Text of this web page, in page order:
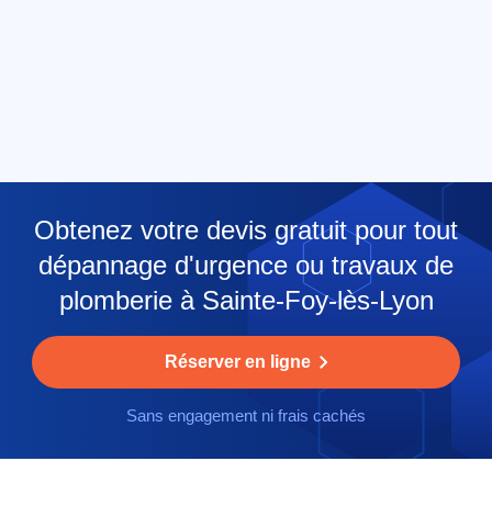
Obtenez votre devis gratuit pour tout
dépannage d'urgence ou travaux de
plomberie à Sainte-Foy-lès-Lyon
Réserver en ligne
Sans engagement ni frais cachés